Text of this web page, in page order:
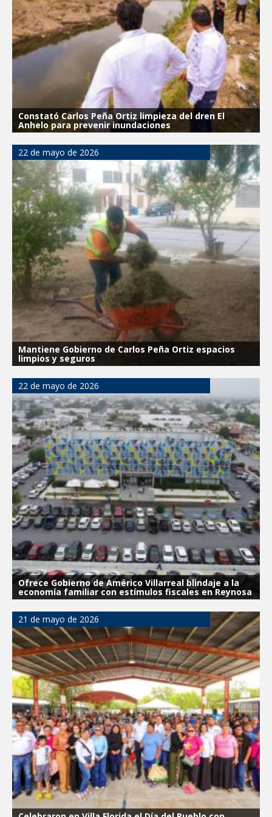
Integración Familiar
CARMEN LILIA CANTUROSAS LE
CUMPLE A FAMILIAS DEL PONIENTE:
ABREN INSCRIPCIONES PARA NUEVA
PRIMARIA EN EL PROGRESO
Constató Carlos Peña Ortiz limpieza del dren El
Anhelo para prevenir inundaciones
22 de mayo de 2026
Mantiene Gobierno de Carlos Peña Ortiz espacios
limpios y seguros
22 de mayo de 2026
Ofrece Gobierno de Américo Villarreal blindaje a la
economía familiar con estímulos fiscales en Reynosa
21 de mayo de 2026